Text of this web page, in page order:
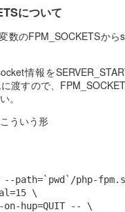
について
数のFPM_SOCKETSか
情報を
渡すので、
。
ういう形
path=`pwd`/php-
\
on-hup=QUIT -- \